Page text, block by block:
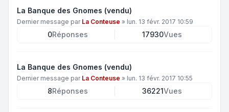
La Banque des Gnomes (vendu)
Dernier message par La Conteuse » lun. 13 févr. 2017 10:59
0Réponses 17930Vues
La Banque des Gnomes (vendu)
Dernier message par La Conteuse » lun. 13 févr. 2017 10:55
8Réponses 36221Vues